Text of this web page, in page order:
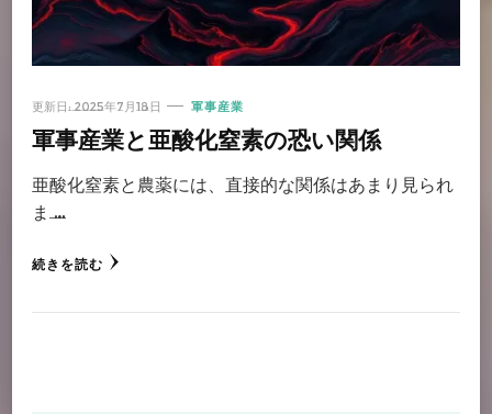
更新日:2025年7月18日 軍事産業
軍事産業と亜酸化窒素の恐い関係
亜酸化窒素と農薬には、直接的な関係はあまり見られ
ま …
続きを読む